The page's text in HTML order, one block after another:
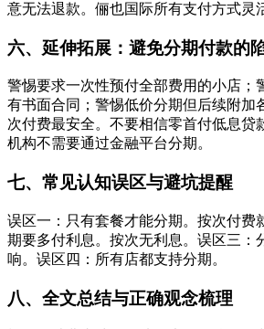
意无法退款。俪也国际所有支付方式灵
六、延伸拓展：避免分期付款的
警惕要求一次性预付全部费用的小店；
有书面合同；警惕低价分期但后续附加
次付费最安全。不要相信零首付低息贷
机构不需要通过金融平台分期。
七、常见认知误区与避坑提醒
误区一：只有套餐才能分期。按次付费
期要多付利息。按次无利息。误区三：
响。误区四：所有店都支持分期。
八、全文总结与正确观念梳理